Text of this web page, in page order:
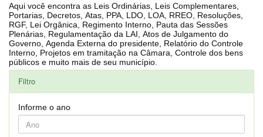
Aqui você encontra as Leis Ordinárias, Leis Complementares,
Portarias, Decretos, Atas, PPA, LDO, LOA, RREO, Resoluções,
RGF, Lei Orgânica, Regimento Interno, Pauta das Sessões
Plenárias, Regulamentação da LAI, Atos de Julgamento do
Governo, Agenda Externa do presidente, Relatório do Controle
Interno, Projetos em tramitação na Câmara, Controle dos bens
públicos e muito mais de seu município.
Filtro
Informe o ano